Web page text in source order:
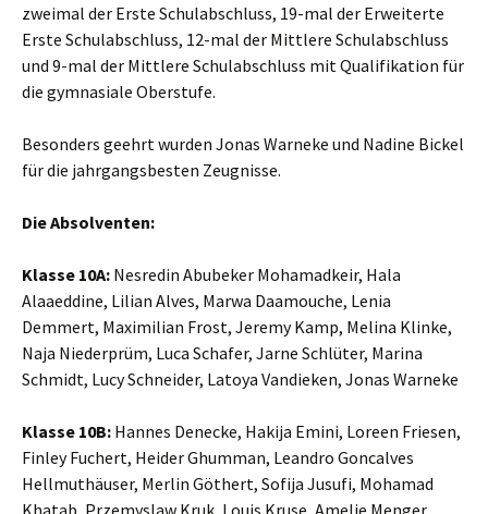
zweimal der Erste Schulabschluss, 19-mal der Erweiterte
Erste Schulabschluss, 12-mal der Mittlere Schulabschluss
und 9-mal der Mittlere Schulabschluss mit Qualifikation für
die gymnasiale Oberstufe.
Besonders geehrt wurden Jonas Warneke und Nadine Bickel
für die jahrgangsbesten Zeugnisse.
Die Absolventen:
Klasse 10A: Nesredin Abubeker Mohamadkeir, Hala
Alaaeddine, Lilian Alves, Marwa Daamouche, Lenia
Demmert, Maximilian Frost, Jeremy Kamp, Melina Klinke,
Naja Niederprüm, Luca Schafer, Jarne Schlüter, Marina
Schmidt, Lucy Schneider, Latoya Vandieken, Jonas Warneke
Klasse 10B: Hannes Denecke, Hakija Emini, Loreen Friesen,
Finley Fuchert, Heider Ghumman, Leandro Goncalves
Hellmuthäuser, Merlin Göthert, Sofija Jusufi, Mohamad